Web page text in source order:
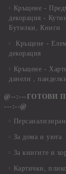
Кръщене -
декорация -
Бутилки, Книги
Кръщене -
декорация
Кръщене -
данели ,
@--:---ГОТОВИ
---:--@
За дома и уюта
За книгите и
Картички,